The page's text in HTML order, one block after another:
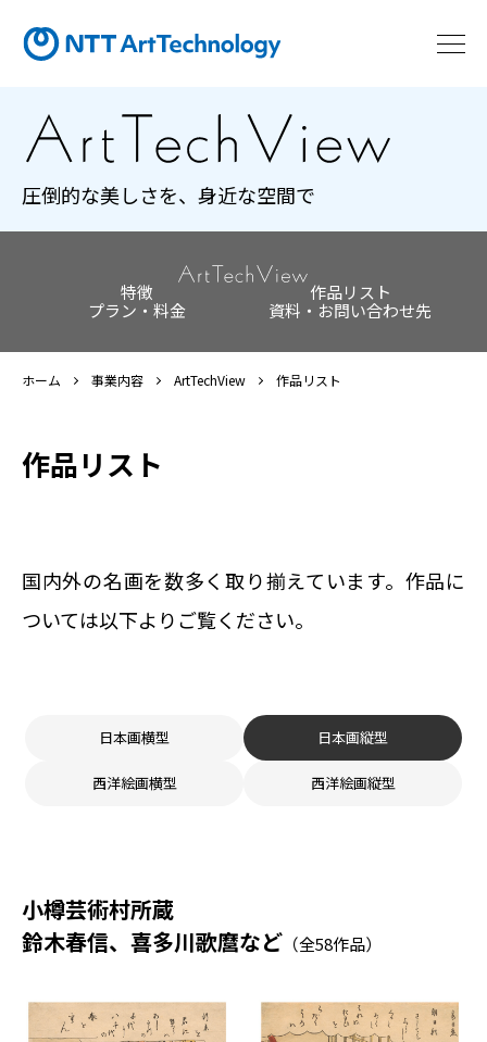
圧倒的な美しさを、身近な空間で
特徴
作品リスト
プラン・料金
資料・お問い合わせ先
ホーム 事業内容 ArtTechView 作品リスト
作品リスト
国内外の名画を数多く取り揃えています。 作品に
ついては以下よりご覧ください。
日本画横型 日本画縦型
西洋絵画横型 西洋絵画縦型
小樽芸術村所蔵
鈴木春信、喜多川歌麿など
全58作品